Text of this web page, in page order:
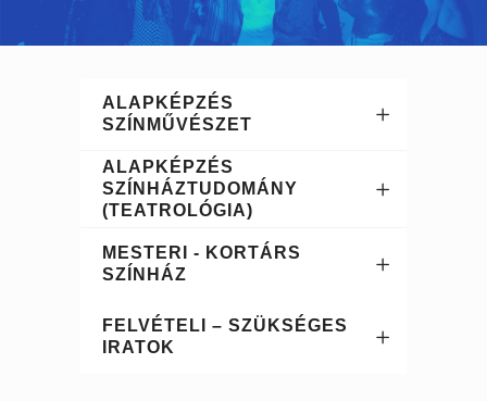
ALAPKÉPZÉS
SZÍNMŰVÉSZET
ALAPKÉPZÉS
SZÍNHÁZTUDOMÁNY
(TEATROLÓGIA)
MESTERI - KORTÁRS
SZÍNHÁZ
FELVÉTELI – SZÜKSÉGES
IRATOK